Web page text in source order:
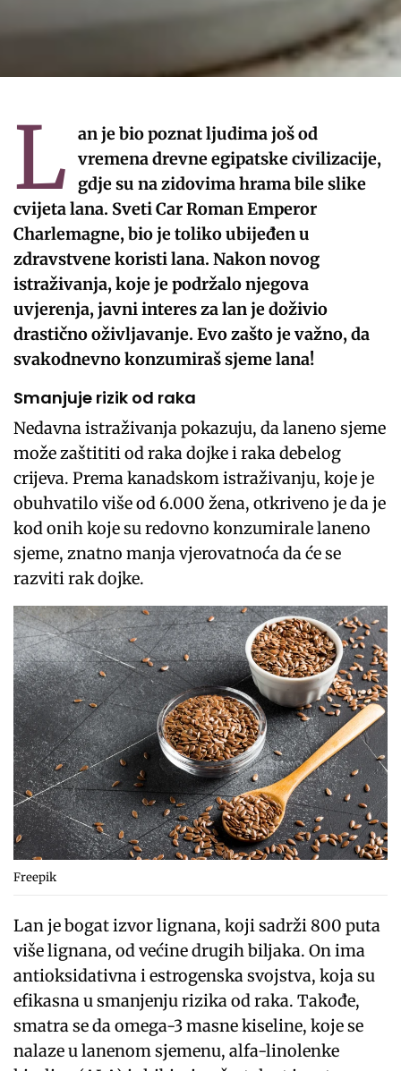
L
an je bio poznat ljudima još od
vremena drevne egipatske civilizacije,
gdje su na zidovima hrama bile slike
cvijeta lana. Sveti Car Roman Emperor
Charlemagne, bio je toliko ubijeđen u
zdravstvene koristi lana. Nakon novog
istraživanja, koje je podržalo njegova
uvjerenja, javni interes za lan je doživio
drastično oživljavanje. Evo zašto je važno, da
svakodnevno konzumiraš sjeme lana!
Smanjuje rizik od raka
Nedavna istraživanja pokazuju, da laneno sjeme
može zaštititi od raka dojke i raka debelog
crijeva. Prema kanadskom istraživanju, koje je
obuhvatilo više od 6.000 žena, otkriveno je da je
kod onih koje su redovno konzumirale laneno
sjeme, znatno manja vjerovatnoća da će se
razviti rak dojke.
Freepik
Lan je bogat izvor lignana, koji sadrži 800 puta
više lignana, od većine drugih biljaka. On ima
antioksidativna i estrogenska svojstva, koja su
efikasna u smanjenju rizika od raka. Takođe,
smatra se da omega-3 masne kiseline, koje se
nalaze u lanenom sjemenu, alfa-linolenke